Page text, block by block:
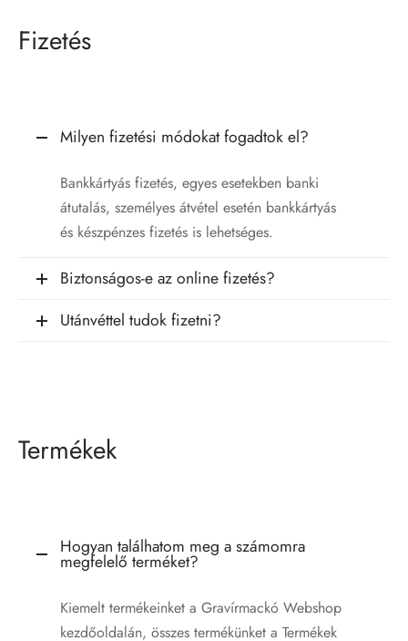
Fizetés
Milyen fizetési módokat fogadtok el?
Bankkártyás fizetés, egyes esetekben banki
átutalás, személyes átvétel esetén bankkártyás
és készpénzes fizetés is lehetséges.
Biztonságos-e az online fizetés?
Utánvéttel tudok fizetni?
Termékek
Hogyan találhatom meg a számomra
megfelelő terméket?
Kiemelt termékeinket a Gravírmackó Webshop
kezdőoldalán, összes termékünket a Termékek